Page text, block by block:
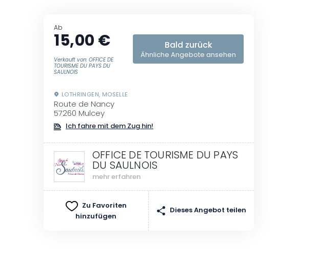
Ab
15,00 €
Verkauft von: OFFICE DE
TOURISME DU PAYS DU
SAULNOIS
Bald zurück
Ähnliche Angebote ansehen
LOTHRINGEN, MOSELLE
Route de Nancy
57260 Mulcey
Ich fahre mit dem Zug hin!
OFFICE DE TOURISME DU PAYS
DU SAULNOIS
mehr erfahren
Zu Favoriten
hinzufügen
Dieses Angebot teilen